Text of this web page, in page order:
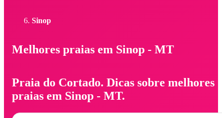
Sinop
Melhores praias em Sinop - MT
Praia do Cortado. Dicas sobre melhores
praias em Sinop - MT.